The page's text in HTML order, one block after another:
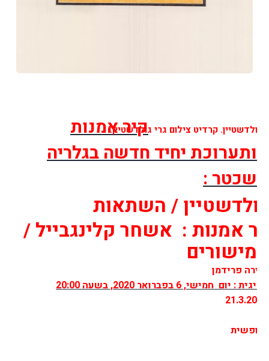
גולדשטיין. קרדיט צילום גרי גולדשטיין.קיר אמנות
ותערוכת יחיד חדשה בגלריה
שכטר :
גולדשטיין / השתאות
אמנות : אשחר קלינגבייל /
מישורים
פרידמן
יום חמישי, 6 בפברואר 2020, בשעה 20:00
חופשית